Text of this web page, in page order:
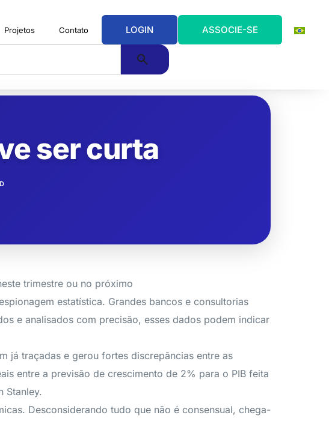
Projetos Contato LOGIN ASSOCIE-SE
ser curta
trimestre ou no próximo
estatística. Grandes bancos e consultorias
e analisados com precisão, esses dados podem indicar
já traçadas e gerou fortes discrepâncias entre as
entre a previsão de crescimento de 2% para o PIB feita
Stanley.
Desconsiderando tudo que não é consensual, chega-